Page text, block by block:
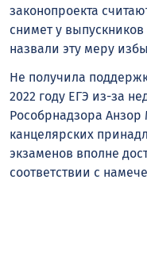
законопроекта
снимет у
назвали эту меру
Не получила
2022 году ЕГЭ из-за
Рособрнадзора Анзор
канцелярских
экзаменов вполне
соответствии с